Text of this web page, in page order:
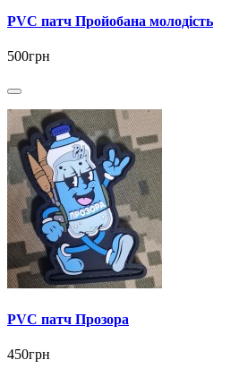
PVC патч Пройобана молодість
500грн
PVC патч Прозора
450грн